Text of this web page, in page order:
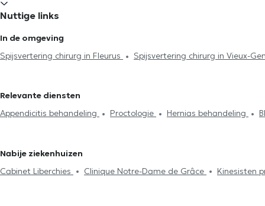
Nuttige links
In de omgeving
Spijsvertering chirurg in Fleurus
Spijsvertering chirurg in Vieux-
Relevante diensten
Appendicitis behandeling
Proctologie Hernias behandeling
Nabije ziekenhuizen
Cabinet Liberchies
Clinique Notre-Dame de Grâce
Kinesisten